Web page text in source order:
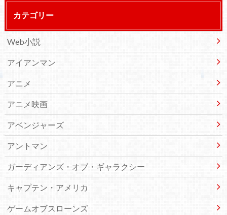
カテゴリー
Web小説
アイアンマン
アニメ
アニメ映画
アベンジャーズ
アントマン
ガーディアンズ・オブ・ギャラクシー
キャプテン・アメリカ
ゲームオブスローンズ